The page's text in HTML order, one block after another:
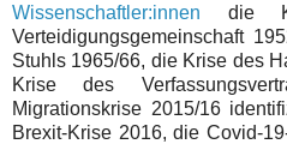
Wissenschaftler:innen die
Verteidigungsgemeinschaft
Stuhls 1965/66, die Krise des
Krise des
Migrationskrise 2015/16
Brexit-Krise 2016, die Covid-